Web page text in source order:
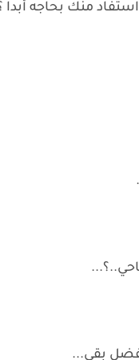
منك بحاجه أبدا
بقي...